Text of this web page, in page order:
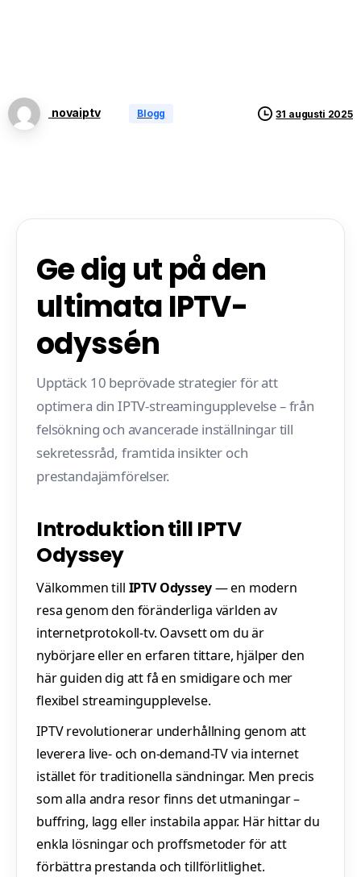
novaiptv Blogg 31 augusti 2025
Ge dig ut på den
ultimata IPTV-
odyssén
Upptäck 10 beprövade strategier för att
optimera din IPTV-streamingupplevelse – från
felsökning och avancerade inställningar till
sekretessråd, framtida insikter och
prestandajämförelser.
Introduktion till IPTV
Odyssey
Välkommen till IPTV Odyssey— en modern
resa genom den föränderliga världen av
internetprotokoll-tv. Oavsett om du är
nybörjare eller en erfaren tittare, hjälper den
här guiden dig att få en smidigare och mer
flexibel streamingupplevelse.
IPTV revolutionerar underhållning genom att
leverera live- och on-demand-TV via internet
istället för traditionella sändningar. Men precis
som alla andra resor finns det utmaningar –
buffring, lagg eller instabila appar. Här hittar du
enkla lösningar och proffsmetoder för att
förbättra prestanda och tillförlitlighet.